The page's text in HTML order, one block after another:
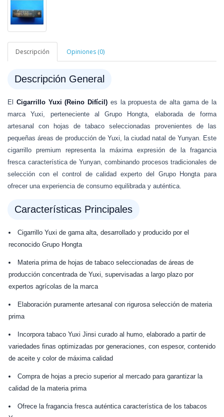
Descripción Opiniones (0)
Descripción General
El Cigarrillo Yuxi (Reino Difícil) es la propuesta de alta gama de la
marca Yuxi, perteneciente al Grupo Hongta, elaborada de forma
artesanal con hojas de tabaco seleccionadas provenientes de las
pequeñas áreas de producción de Yuxi, la ciudad natal de Yunyan. Este
cigarrillo premium representa la máxima expresión de la fragancia
fresca característica de Yunyan, combinando procesos tradicionales de
selección con el control de calidad experto del Grupo Hongta para
ofrecer una experiencia de consumo equilibrada y auténtica.
Características Principales
Cigarrillo Yuxi de gama alta, desarrollado y producido por el
reconocido Grupo Hongta
Materia prima de hojas de tabaco seleccionadas de áreas de
producción concentrada de Yuxi, supervisadas a largo plazo por
expertos agrícolas de la marca
Elaboración puramente artesanal con rigurosa selección de materia
prima
Incorpora tabaco Yuxi Jinsi curado al humo, elaborado a partir de
variedades finas optimizadas por generaciones, con espesor, contenido
de aceite y color de máxima calidad
Compra de hojas a precio superior al mercado para garantizar la
calidad de la materia prima
Ofrece la fragancia fresca auténtica característica de los tabacos